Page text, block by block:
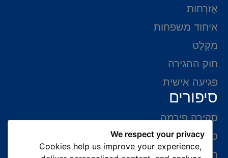
אֶזרָחוּת
איחוד משפחות
מִקְלָט
חוק ההגירה
פגיעה אישית
סיפורים
סקירה פירמה
סיפורי הצלחה
המלצות של לקוחות
We respect your privacy
Cookies help us improve your experience,